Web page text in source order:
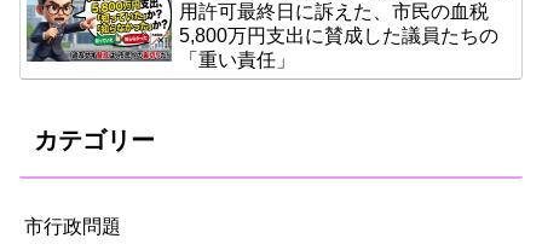
用許可最終日に訴えた、市民の血税
5,800万円支出に賛成した議員たちの
「重い責任」
カテゴリー
市行政問題